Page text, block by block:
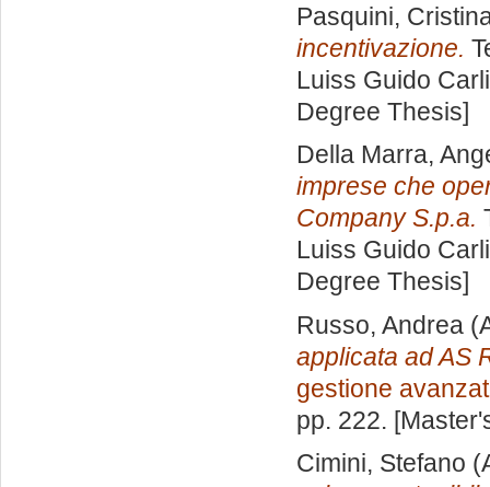
Pasquini,
incentivazione.
Luiss Guido
Degree Thesis]
Della Marra,
imprese che
Company S.p.a.
Luiss Guido
Degree Thesis]
Russo, Andrea
applicata ad AS
gestione
pp. 222.
Cimini, Stefano